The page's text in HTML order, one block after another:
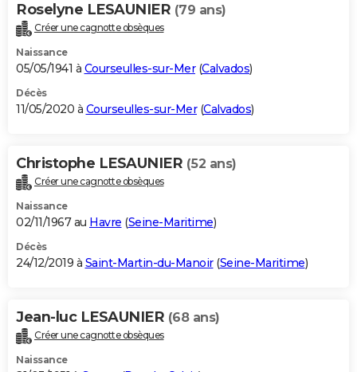
Roselyne LESAUNIER (79 ans)
Créer une cagnotte obsèques
Naissance
05/05/1941 à Courseulles-sur-Mer(Calvados)
Décès
11/05/2020 à Courseulles-sur-Mer(Calvados)
Christophe LESAUNIER (52 ans)
Créer une cagnotte obsèques
Naissance
02/11/1967 au Havre (Seine-Maritime)
Décès
24/12/2019 à Saint-Martin-du-Manoir(Seine-Maritime)
Jean-luc LESAUNIER (68 ans)
Créer une cagnotte obsèques
Naissance